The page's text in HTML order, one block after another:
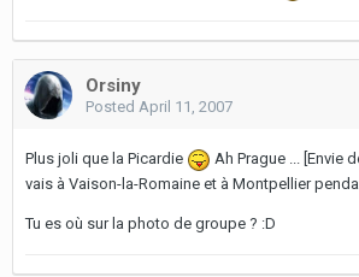
Orsiny
Posted April 11, 2007
Plus joli que la Picardie
Ah Prague ... [Envie
vais à Vaison-la-Romaine et à Montpellier
Tu es où sur la photo de groupe ? :D